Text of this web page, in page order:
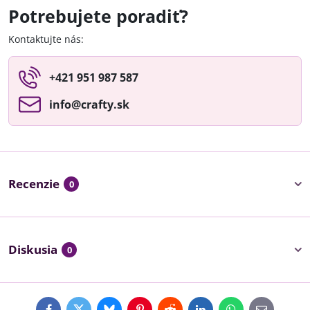
Potrebujete poradiť?
Kontaktujte nás:
+421 951 987 587
info​@crafty​.sk
Recenzie 0
Diskusia 0